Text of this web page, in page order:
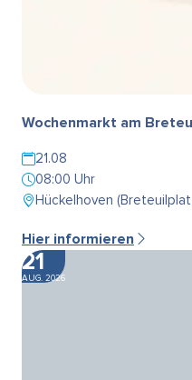
Wochenmarkt am
21.08
08:00 Uhr
Hückelhoven
Hier informieren
21
AUG. 2026